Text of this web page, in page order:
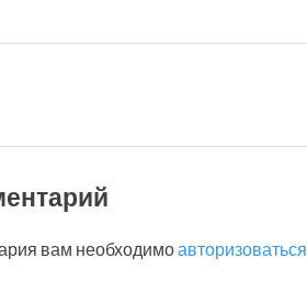
вам необходимоавторизоваться